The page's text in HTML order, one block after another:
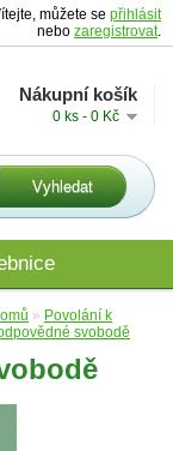
můžete se přihlásit
nebo zaregistrovat.
Nákupní košík
0 ks - 0 Kč
» Povolání k
svobodě